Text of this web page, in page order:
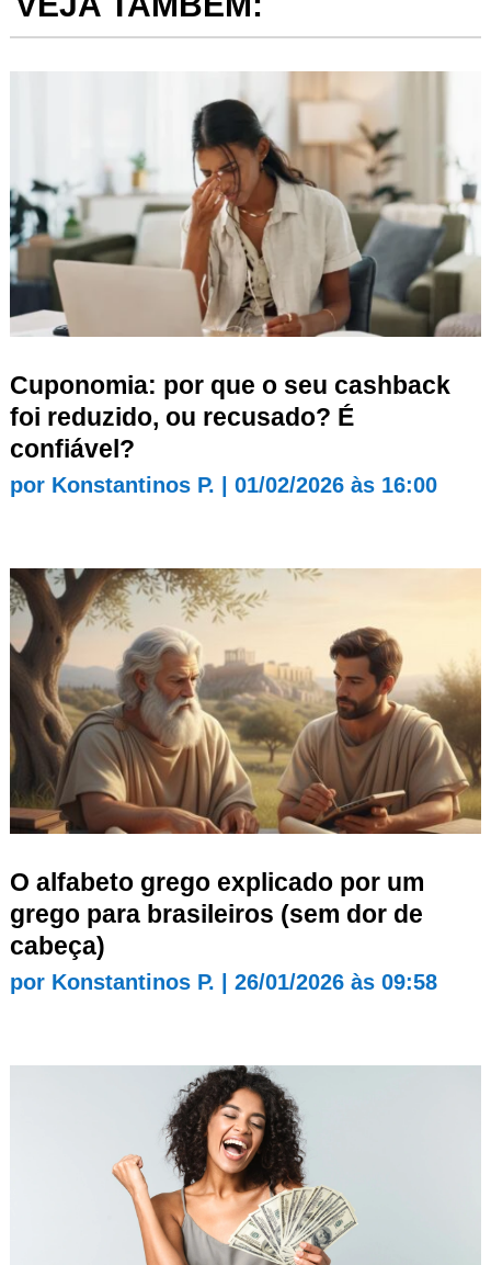
Cuponomia: por que o seu cashback
foi reduzido, ou recusado? É
confiável?
por Konstantinos P. 01/02/2026 às 16:00
O alfabeto grego explicado por um
grego para brasileiros (sem dor de
cabeça)
por Konstantinos P. 26/01/2026 às 09:58